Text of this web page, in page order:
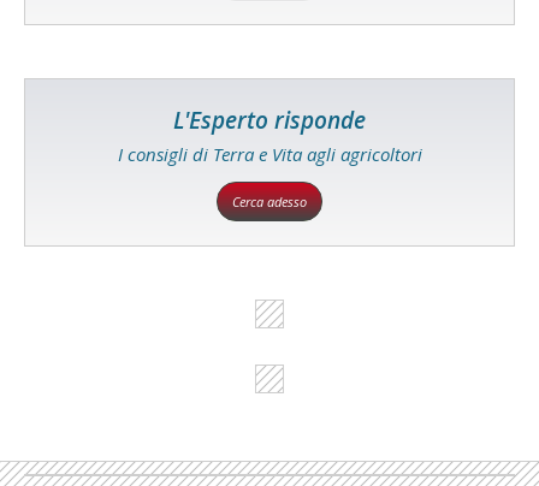
L'Esperto risponde
I consigli di Terra e Vita agli agricoltori
Cerca adesso